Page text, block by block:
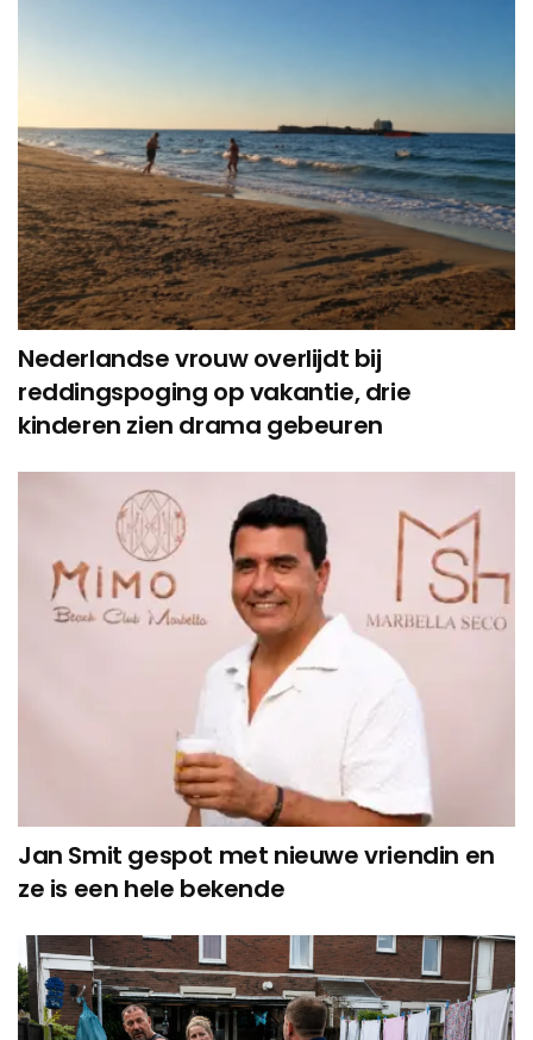
Nederlandse vrouw overlijdt bij
reddingspoging op vakantie, drie
kinderen zien drama gebeuren
Jan Smit gespot met nieuwe vriendin en
ze is een hele bekende